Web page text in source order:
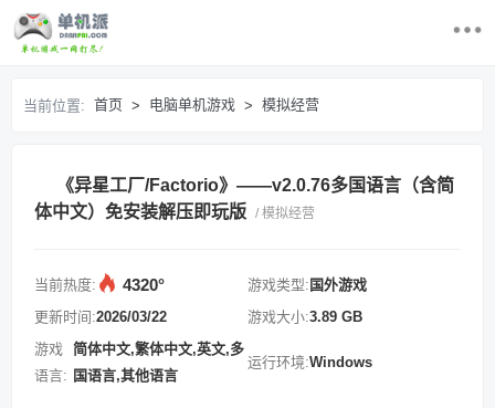
首页
电脑单机游戏
求游戏
登录/注册
当前位置: 首页 > 电脑单机游戏 > 模拟经营
《异星工厂/Factorio》——v2.0.76多国语言（含简
体中文）免安装解压即玩版 / 模拟经营
当前热度: 4320° 游戏类型: 国外游戏
更新时间:2026/03/22 游戏大小:3.89 GB
游戏
语言:
简体中文,繁体中文,英文,多
国语言,其他语言
运行环境:Windows